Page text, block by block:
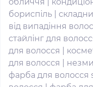
бориспіль
від випадіння
стайлінг для
для волосся
для волосся
фарба для волосся